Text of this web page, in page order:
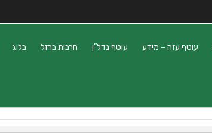
עוטף עזה – מידע עוטף נדל”ן חרבות ברזל בלוג